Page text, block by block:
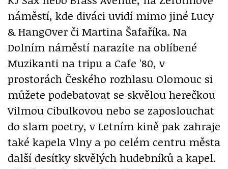
náměstí, kde diváci uvidí mimo jiné Lucy
& HangOver či Martina Šafaříka. Na
Dolním náměstí narazíte na oblíbené
Muzikanti na tripu a Cafe '80, v
prostorách Českého rozhlasu Olomouc si
můžete podebatovat se skvělou herečkou
Vilmou Cibulkovou nebo se zaposlouchat
do slam poetry, v Letním kině pak zahraje
také kapela Vlny a po celém centru města
další desítky skvělých hudebníků a kapel.